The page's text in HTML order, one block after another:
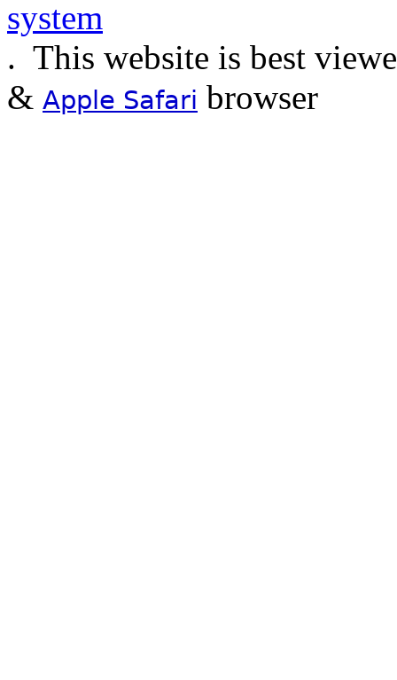
. This website is best
& Apple Safari browser